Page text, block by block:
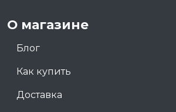
О магазине
Блог
Как купить
Доставка